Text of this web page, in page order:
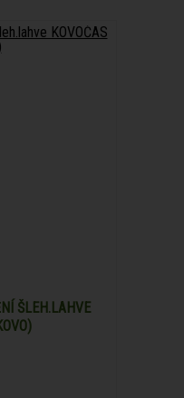
ŠLEH.LAHVE